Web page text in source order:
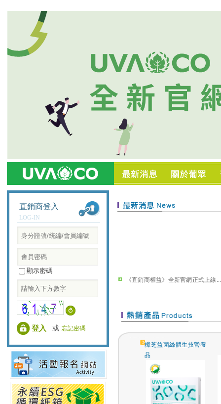
直銷商登入
LOG-IN
顯示密碼
或 忘記密碼
《直銷商權益》全新官網正式上線...
樟芝益菌絲體生技營養
品